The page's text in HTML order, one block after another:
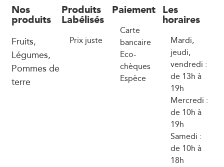
Nos
produits
Fruits,
Légumes,
Pommes de
terre
Produits
Labélisés
Prix juste
Paiement
Carte
bancaire
Eco-
chèques
Espèce
Les
horaires
Mardi,
jeudi,
vendredi :
de 13h à
19h
Mercredi :
de 10h à
19h
Samedi :
de 10h à
18h